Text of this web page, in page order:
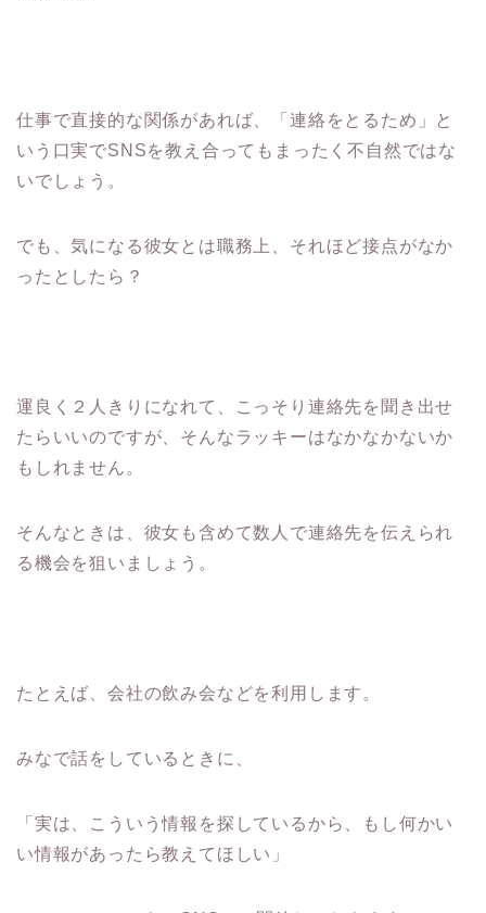
仕事で直接的な関係があれば、「連絡をとるため」と
いう口実でSNSを教え合ってもまったく不自然ではな
いでしょう。
でも、気になる彼女とは職務上、それほど接点がなか
ったとしたら？
運良く２人きりになれて、こっそり連絡先を聞き出せ
たらいいのですが、そんなラッキーはなかなかないか
もしれません。
そんなときは、彼女も含めて数人で連絡先を伝えられ
る機会を狙いましょう。
たとえば、会社の飲み会などを利用します。
みなで話をしているときに、
「実は、こういう情報を探しているから、もし何かい
い情報があったら教えてほしい」